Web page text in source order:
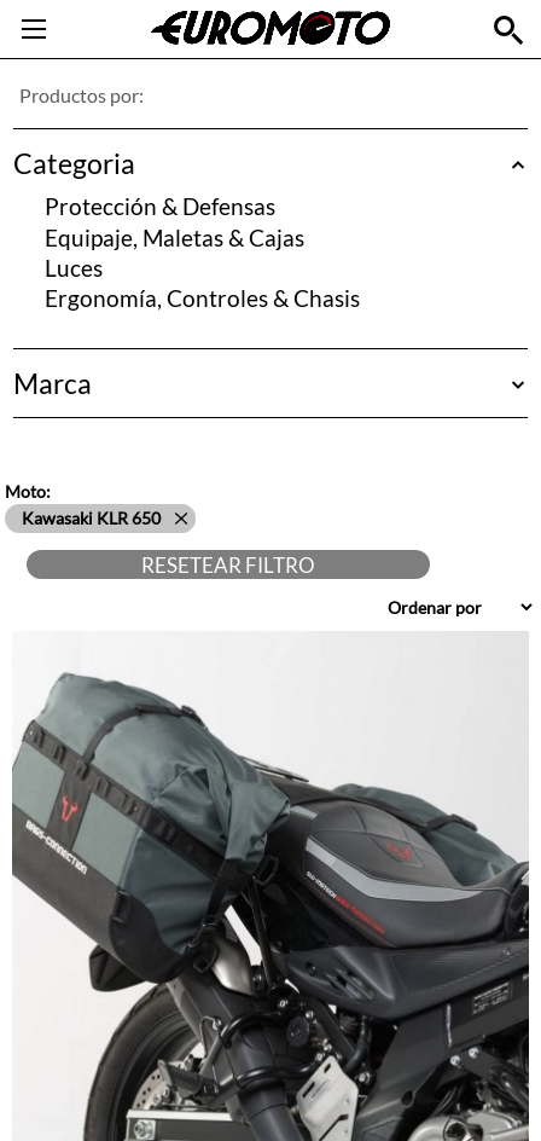
Productos por:
Categoria
Protección & Defensas
Equipaje, Maletas & Cajas
Luces
Ergonomía, Controles & Chasis
Marca
Bags-Connection
Hepco&Becker
Kawasaki
Studebaker
SW-Motech
Moto:
Kawasaki KLR 650
RESETEAR FILTRO